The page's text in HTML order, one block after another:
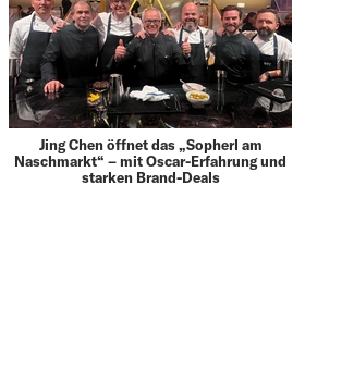
Jing Chen öffnet das „Sopherl am
Naschmarkt“ – mit Oscar-Erfahrung und
starken Brand-Deals